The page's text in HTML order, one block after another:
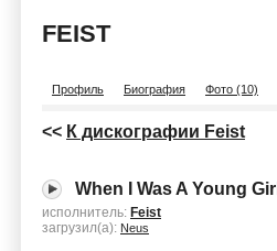
FEIST
Профиль Биография Фото (10)
<< К дискографии Feist
When I Was A Young Girl
исполнитель: Feist
загрузил(а): Neus